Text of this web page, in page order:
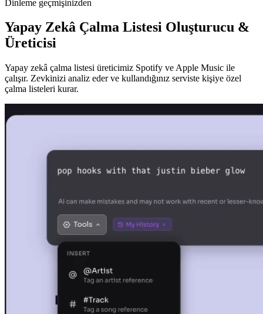
Dinleme geçmişinizden
Yapay Zekâ Çalma Listesi Oluşturucu &
Üreticisi
Yapay zekâ çalma listesi üreticimiz Spotify ve Apple Music ile
çalışır. Zevkinizi analiz eder ve kullandığınız serviste kişiye özel
çalma listeleri kurar.